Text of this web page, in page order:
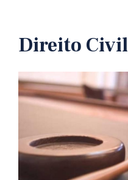
Direito Civil